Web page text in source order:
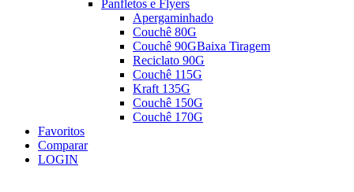
Panfletos e Flyers
Apergaminhado
Couchê 80G
Couchê 90GBaixa Tiragem
Reciclato 90G
Couchê 115G
Kraft 135G
Couchê 150G
Couchê 170G
Favoritos
Comparar
LOGIN